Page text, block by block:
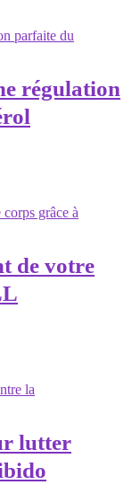
régulation
de votre
lutter